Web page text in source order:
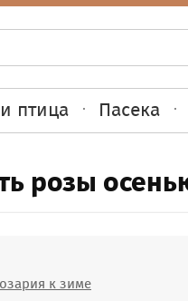
птица Пасека
розы
к зиме